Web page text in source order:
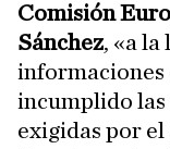
Comisión
Sánchez, «a la
informaciones
incumplido las
exigidas por